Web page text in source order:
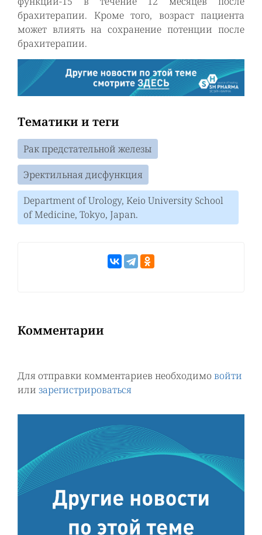
брахитерапии. Кроме того, возраст пациента
может влиять на сохранение потенции после
брахитерапии.
Тематики и теги
Рак предстательной железы
Эректильная дисфункция
Department of Urology, Keio University School
of Medicine, Tokyo, Japan.
Комментарии
Для отправки комментариев необходимо войти
или зарегистрироваться